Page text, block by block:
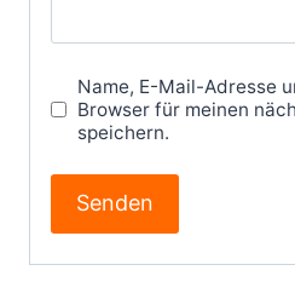
Name, E-Mail-Adresse
Browser für meinen
speichern.